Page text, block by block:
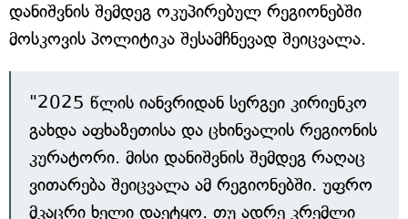
დანიშვნის შემდეგ ოკუპირებულ რეგიონებში
მოსკოვის პოლიტიკა შესამჩნევად შეიცვალა.
"2025 წლის იანვრიდან სერგეი კირიენკო
გახდა აფხაზეთისა და ცხინვალის რეგიონის
კურატორი. მისი დანიშვნის შემდეგ რაღაც
ვითარება შეიცვალა ამ რეგიონებში. უფრო
მკაცრი ხელი დაეტყო. თუ ადრე კრემლი